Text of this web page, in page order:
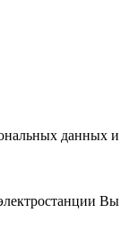
данных и
Вы